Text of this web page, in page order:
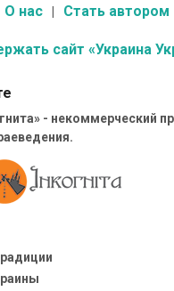
О нас Стать автором
сайт «Украина
- некоммерческий